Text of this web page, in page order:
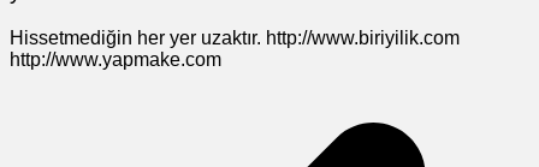
Hissetmediğin her yer uzaktır. http://www.biriyilik.com
http://www.yapmake.com